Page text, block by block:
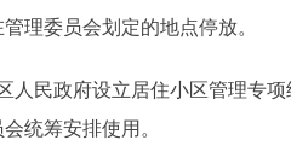
委员会划定的地点停放。
政府设立居住小区管理专项
统筹安排使用。